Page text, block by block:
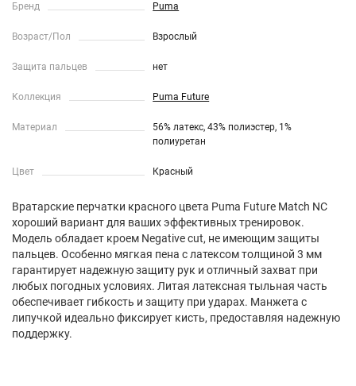
Бренд Puma
Возраст/Пол Взрослый
Защита пальцев нет
Коллекция Puma Future
Материал
56% латекс, 43% полиэстер, 1%
полиуретан
Цвет Красный
Вратарские перчатки красного цвета Puma Future Match NC
хороший вариант для ваших эффективных тренировок.
Модель обладает кроем Negative cut, не имеющим защиты
пальцев. Особенно мягкая пена с латексом толщиной 3 мм
гарантирует надежную защиту рук и отличный захват при
любых погодных условиях. Литая латексная тыльная часть
обеспечивает гибкость и защиту при ударах. Манжета с
липучкой идеально фиксирует кисть, предоставляя надежную
поддержку.